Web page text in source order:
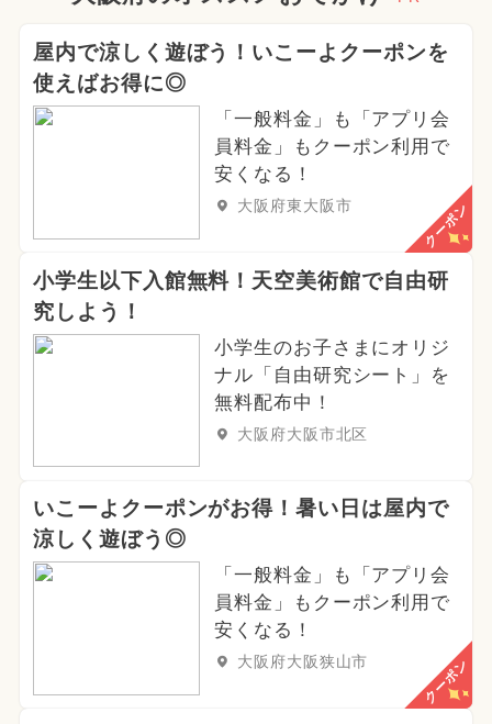
屋内で涼しく遊ぼう！いこーよクーポンを
使えばお得に◎
「一般料金」も「アプリ会
員料金」もクーポン利用で
安くなる！
大阪府東大阪市 クーポン
小学生以下入館無料！天空美術館で自由研
究しよう！
小学生のお子さまにオリジ
ナル「自由研究シート」を
無料配布中！
大阪府大阪市北区
いこーよクーポンがお得！暑い日は屋内で
涼しく遊ぼう◎
「一般料金」も「アプリ会
員料金」もクーポン利用で
安くなる！
大阪府大阪狭山市 クーポン